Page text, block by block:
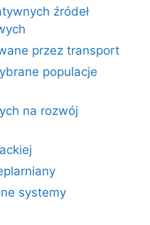
źródeł
przez transport
populacje
na rozwój
systemy